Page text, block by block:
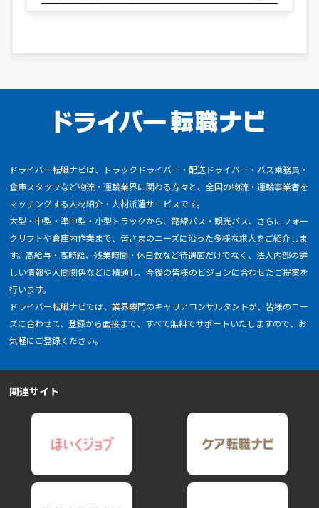
ドライバー転職ナビは、トラックドライバー・配送ドライバー・バス乗務員・
倉庫スタッフなど物流・運輸業界に関わる方々と、全国の物流・運輸事業者を
マッチングする人材紹介・人材派遣サービスです。
大型・中型・準中型・小型トラックから、路線バス・観光バス、さらにフォー
クリフトや倉庫内作業まで、皆さまのニーズに沿った多様な求人をご紹介しま
す。高給与・高時給、残業時間・休日数など待遇面だけでなく、法人内部の詳
しい情報や人間関係などに精通し、今後の皆様のビジョンに合わせたご提案を
行います。
ドライバー転職ナビでは、業界専門のキャリアコンサルタントが、皆様のニー
ズに合わせて、登録から面接まで、すべて無料でサポートいたしますので、お
気軽にご登録ください。
関連サイト